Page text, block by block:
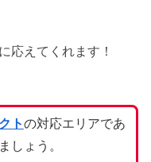
応えてくれます！
トの対応エリアであ
しょう。